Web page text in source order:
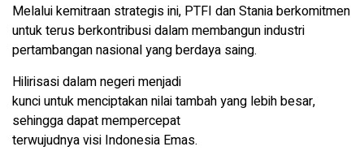
Melalui kemitraan strategis ini, PTFI dan Stania berkomitmen
untuk terus berkontribusi dalam membangun industri
pertambangan nasional yang berdaya saing.
Hilirisasi dalam negeri menjadi
kunci untuk menciptakan nilai tambah yang lebih besar,
sehingga dapat mempercepat
terwujudnya visi Indonesia Emas.